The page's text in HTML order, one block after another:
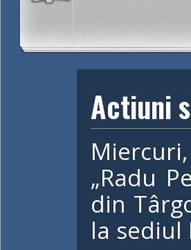
Actiuni
Miercuri,
„Radu
din
la sediul